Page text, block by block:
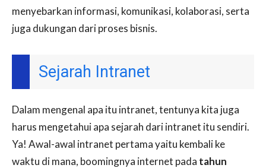
menyebarkan informasi, komunikasi, kolaborasi, serta
juga dukungan dari proses bisnis.
Sejarah Intranet
Dalam mengenal apa itu intranet, tentunya kita juga
harus mengetahui apa sejarah dari intranet itu sendiri.
Ya! Awal-awal intranet pertama yaitu kembali ke
waktu di mana, boomingnya internet pada tahun